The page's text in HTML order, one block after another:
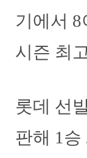
기에서
시즌 최
롯데 선
판해 1승